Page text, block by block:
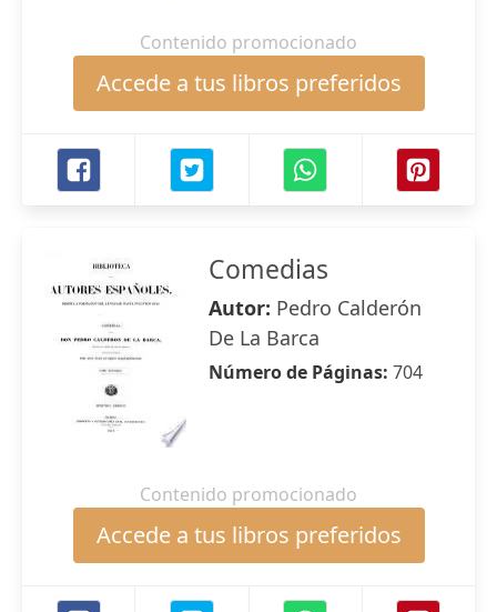
Contenido promocionado
Accede a tus libros preferidos
Comedias
Autor: Pedro Calderón
De La Barca
Número de Páginas: 704
Contenido promocionado
Accede a tus libros preferidos